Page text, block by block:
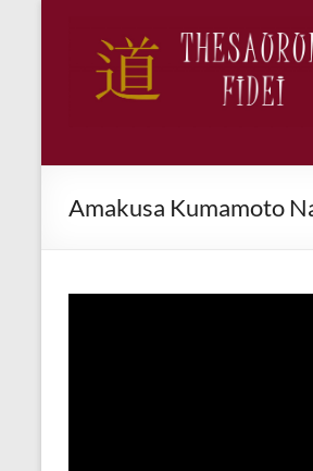
contenutoThesaurum
Fidei
Amakusa Kumamoto